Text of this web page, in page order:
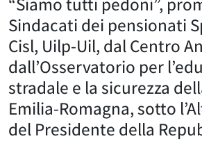
Sindacati dei pensionati
Cisl, Uilp-Uil, dal Centro
dall’Osservatorio per
stradale e la sicurezza
Emilia-Romagna, sotto
del Presidente della